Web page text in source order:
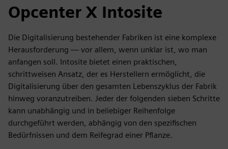
Opcenter X Intosite
Die Digitalisierung bestehender Fabriken ist eine komplexe
Herausforderung — vor allem, wenn unklar ist, wo man
anfangen soll. Intosite bietet einen praktischen,
schrittweisen Ansatz, der es Herstellern ermöglicht, die
Digitalisierung über den gesamten Lebenszyklus der Fabrik
hinweg voranzutreiben. Jeder der folgenden sieben Schritte
kann unabhängig und in beliebiger Reihenfolge
durchgeführt werden, abhängig von den spezifischen
Bedürfnissen und dem Reifegrad einer Pflanze.